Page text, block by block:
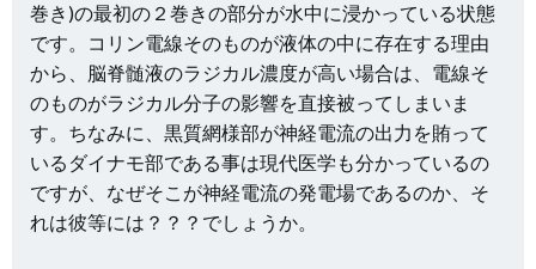
巻き)の最初の２巻きの部分が水中に浸かっている状態
です。コリン電線そのものが液体の中に存在する理由
から、脳脊髄液のラジカル濃度が高い場合は、電線そ
のものがラジカル分子の影響を直接被ってしまいま
す。ちなみに、黒質網様部が神経電流の出力を賄って
いるダイナモ部である事は現代医学も分かっているの
ですが、なぜそこが神経電流の発電場であるのか、そ
れは彼等には？？？でしょうか。